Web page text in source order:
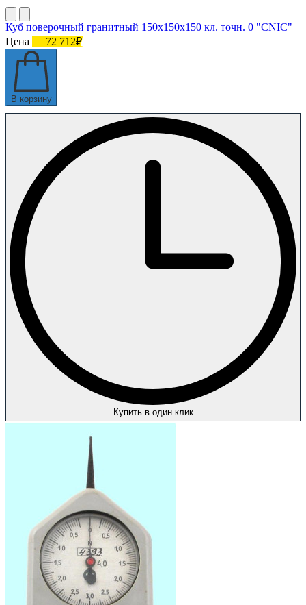
Куб поверочный гранитный 150х150х150 кл. точн. 0 "CNIC"
Цена
72 712₽
В корзину
Купить в один клик